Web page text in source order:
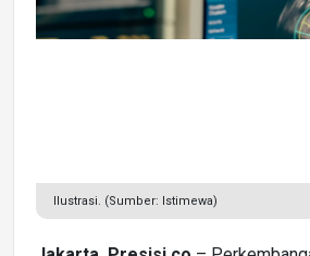
Ilustrasi. (Sumber: Istimewa)